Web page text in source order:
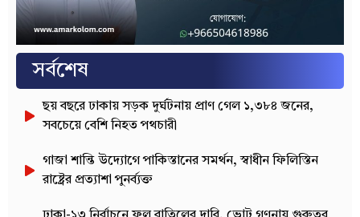
সর্বশেষ
ছয় বছরে ঢাকায় সড়ক দুর্ঘটনায় প্রাণ গেল ১,৩৮৪ জনের,
সবচেয়ে বেশি নিহত পথচারী
গাজা শান্তি উদ্যোগে পাকিস্তানের সমর্থন, স্বাধীন ফিলিস্তিন
রাষ্ট্রের প্রত্যাশা পুনর্ব্যক্ত